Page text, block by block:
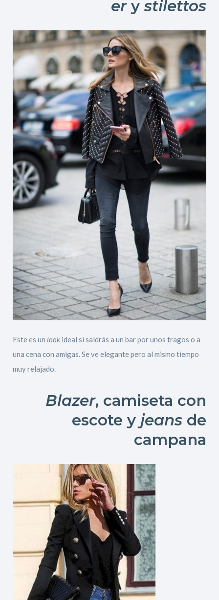
erystilettos
Este es un look ideal si saldrás a un bar por unos tragos o a
una cena con amigas. Se ve elegante pero al mismo tiempo
muy relajado.
Blazer, camiseta con
escote y jeansde
campana